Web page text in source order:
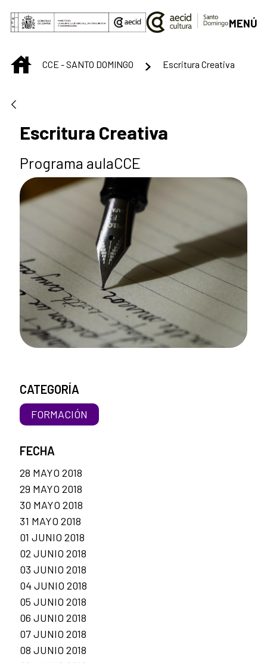
Saltar al contenido principal
MENÚ
INICIOCCE - SANTO DOMINGO Escritura Creativa
Escritura Creativa
Programa aulaCCE
CATEGORÍA
FORMACIÓN
FECHA
28 MAYO 2018
29 MAYO 2018
30 MAYO 2018
31 MAYO 2018
01 JUNIO 2018
02 JUNIO 2018
03 JUNIO 2018
04 JUNIO 2018
05 JUNIO 2018
06 JUNIO 2018
07 JUNIO 2018
08 JUNIO 2018